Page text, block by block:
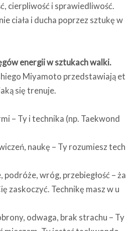
cierpliwość i sprawiedliwość.
ciała i ducha poprzez sztukę w
w sztukach walki.
Miyamoto przedstawiają et
się trenuje.
– Ty i technika (np. Taekwond
naukę – Ty rozumiesz tech
podróże, wróg, przebiegłość – ża
zaskoczyć. Technikę masz w u
odwaga, brak strachu – Ty